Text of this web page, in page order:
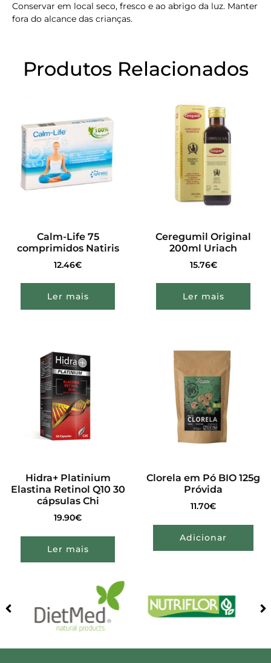
Conservar em local seco, fresco e ao abrigo da luz. Manter
fora do alcance das crianças.
Produtos Relacionados
Calm-Life 75
comprimidos Natiris
12.46€
Ler mais
Ceregumil Original
200ml Uriach
15.76€
Ler mais
Hidra+ Platinium
Elastina Retinol Q10 30
cápsulas Chi
19.90€
Ler mais
Clorela em Pó BIO 125g
Próvida
11.70€
Adicionar